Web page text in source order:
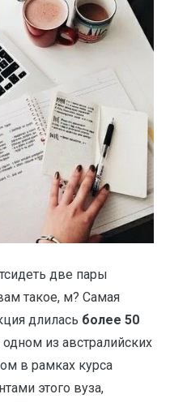
две пары
такое, м? Самая
длилась более 50
из австралийских
в рамках курса
этого вуза,